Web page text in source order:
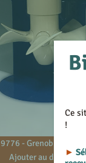
9776 - Grenoble - 38
Ajouter au devis
Ce
!
►